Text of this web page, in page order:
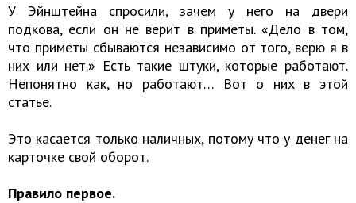
У Эйнштейна спросили, зачем у него на двери
подкова, если он не верит в приметы. «Дело в том,
что приметы сбываются независимо от того, верю я в
них или нет.» Есть такие штуки, которые работают.
Непонятно как, но работают… Вот о них в этой
статье.
Это касается только наличных, потому что у денег на
карточке свой оборот.
Правило первое.